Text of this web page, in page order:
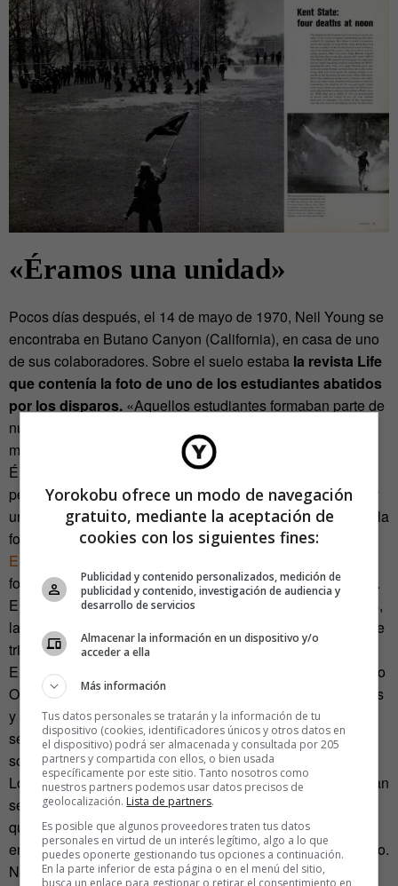
«Éramos una unidad»
Pocos días después, el 14 de mayo de 1970, Neil Young se
encontraba en Butano Canyon (California), en casa de uno
de sus colaboradores. Sobre el suelo estaba la revista Life
que contenía la foto de uno de los estudiantes abatidos
por los disparos. «Aquellos estudiantes formaban parte de
nuestro público. Tocábamos para ellos. Era nuestro
movimiento, nuestra cultura, la generación Woodstock.
Éramos una unidad. El vínculo entre los músicos y las
personas de esa cultura era muy personal; estábamos muy
unidos a los estudiantes, los hippies y los pacifistas. Aquella
fotografía nos hirió en lo más profundo», explica Young en
El Sueño de un Hippie
fotografía reflexionamos por primera vez sobre lo sucedido.
En aquella época, antes de Internet y de las redes sociales,
las cosas eran muy distintas. Nos invadió una sensación de
tristeza e incredulidad».
En ese mismo momento, Young cogió la guitarra y compuso
Ohio. Al día siguiente grabó la canción justo a Crosby, Stills
y Nash.David Crosby terminó la grabación llorando
según el propio Neil Young. En una semana estaba
sonando en las radios. «Todas las emisoras ponían Ohi».
Los programadores no censuraron nada. Ni siquiera existían
servicios de programación; los pinchadiscos ponían lo que
querían en las emisoras de FM». No ocurría así en las
emisoras de AM de la nación. «En la FM estábamos a salvo.
No había represalias por parte del Gobierno. La libertad de
Yorokobu ofrece un modo de navegación
gratuito, mediante la aceptación de
cookies con los siguientes fines:
Publicidad y contenido personalizados, medición de
publicidad y contenido, investigación de audiencia y
desarrollo de servicios
Almacenar la información en un dispositivo y/o
acceder a ella
Más información
Tus datos personales se tratarán y la información de tu
dispositivo (cookies, identificadores únicos y otros datos en
el dispositivo) podrá ser almacenada y consultada por 205
partners y compartida con ellos, o bien usada
específicamente por este sitio. Tanto nosotros como
nuestros partners podemos usar datos precisos de
geolocalización. Lista de partners.
Es posible que algunos proveedores traten tus datos
personales en virtud de un interés legítimo, algo a lo que
puedes oponerte gestionando tus opciones a continuación.
En la parte inferior de esta página o en el menú del sitio,
busca un enlace para gestionar o retirar el consentimiento en